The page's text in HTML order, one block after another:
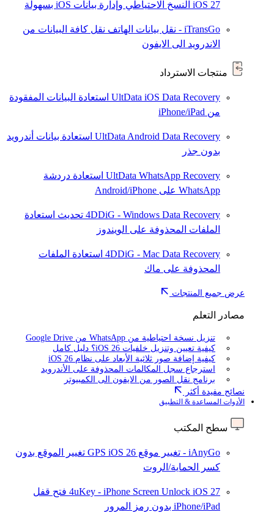
iOS 27 النسخ الاحتياطي وإدارة بيانات iOS بسهولة
iTransGo - نقل بيانات الهاتف
نقل كافة البيانات من
الاندرويد الى الايفون
منتجات الاسترداد
UltData iOS Data Recovery استعادة البيانات المفقودة
من iPhone/iPad
UltData Android Data Recovery استعادة بيانات أندرويد
بدون جذر
UltData WhatsApp Recovery استعادة دردشة
WhatsApp على Android/iPhone
4DDiG - Windows Data Recovery تحديث استعادة
الملفات المحذوفة على الويندوز
4DDiG - Mac Data Recovery استعادة الملفات
المحذوفة على ماك
عرض جميع المنتجات
مصادر التعلم
تنزيل نسخة احتياطية من WhatsApp من Google Drive
كيفية تعيين وتنزيل خلفيات iOS 26؟ دليل كامل
كيفية إضافة صور ثلاثية الأبعاد على نظام iOS 26
استرجاع سجل المكالمات المحذوفة على الأندرويد
برنامج نقل الصور من الايفون الى الكمبيوتر
نصائح مفيدة أكثر
الأدوات المساعدة & التطبيق
سطح المكتب
iAnyGo - تغيير موقع GPS iOS 26
تغيير الموقع بدون
كسر الحماية/الروت
4uKey - iPhone Screen Unlock iOS 27
فتح قفل
iPhone/iPad بدون رمز المرور